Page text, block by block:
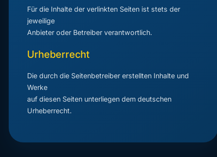
Für die Inhalte der verlinkten Seiten ist stets der
jeweilige
Anbieter oder Betreiber verantwortlich.
Urheberrecht
Die durch die Seitenbetreiber erstellten Inhalte und
Werke
auf diesen Seiten unterliegen dem deutschen
Urheberrecht.